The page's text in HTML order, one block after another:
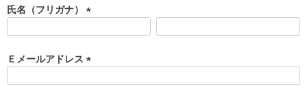
須
)
氏名（フリガナ）
須
)
Ｅメールアドレス